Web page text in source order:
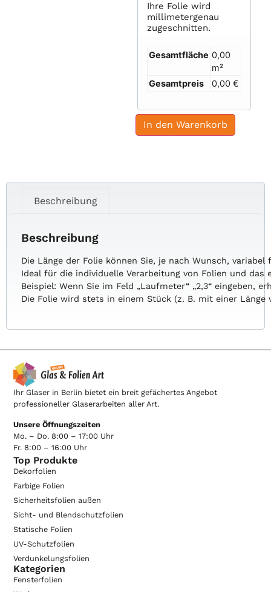
Ihre Folie wird
millimetergenau
zugeschnitten.
Gesamtfläche 0,00
m²
Gesamtpreis
0,00 €
In den Warenkorb
Beschreibung
Beschreibung
Die Längeder Folie können Sie, je nachWunsch,variabel
Idealfürdie individuelleVerarbeitungvon Folien unddas
Beispiel:Wenn Sie im Feld „Laufmeter“ „2,3“eingeben,
Die Foliewirdstets ineinemStück (z. B. miteiner Länge
Ihr Glaser in Berlin bietet ein breit gefächertes Angebot
professioneller Glaserarbeiten aller Art.
Unsere Öffnungszeiten
Mo. – Do. 8:00 – 17:00 Uhr
Fr. 8:00 – 16:00 Uhr
Top Produkte
Dekorfolien
Farbige Folien
Sicherheitsfolien außen
Sicht- und Blendschutzfolien
Statische Folien
UV-Schutzfolien
Verdunkelungsfolien
Kategorien
Fensterfolien